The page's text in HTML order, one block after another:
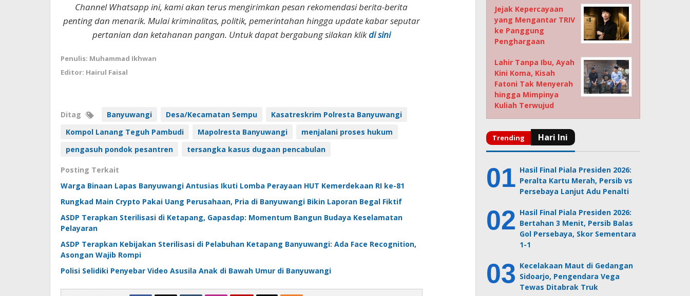
Channel Whatsapp ini, kami akan terus mengirimkan pesan rekomendasi berita-berita
penting dan menarik. Mulai kriminalitas, politik, pemerintahan hingga update kabar seputar
pertanian dan ketahanan pangan. Untuk dapat bergabung silakan klikdi sini
Penulis: Muhammad Ikhwan
Editor: Hairul Faisal
Ditag Banyuwangi Desa/Kecamatan Sempu
Kasatreskrim Polresta Banyuwangi
Kompol Lanang Teguh Pambudi
Mapolresta Banyuwangi
menjalani proses hukum
pengasuh pondok pesantren
tersangka kasus dugaan pencabulan
Posting Terkait
Warga Binaan Lapas Banyuwangi Antusias Ikuti Lomba Perayaan HUT Kemerdekaan RI ke-81
Rungkad Main Crypto Pakai Uang Perusahaan, Pria di Banyuwangi Bikin Laporan Begal Fiktif
ASDP Terapkan Sterilisasi di Ketapang, Gapasdap: Momentum Bangun Budaya Keselamatan
Pelayaran
ASDP Terapkan Kebijakan Sterilisasi di Pelabuhan Ketapang Banyuwangi: Ada Face Recognition,
Asongan Wajib Rompi
Polisi Selidiki Penyebar Video Asusila Anak di Bawah Umur di Banyuwangi
Jejak Kepercayaan
yang Mengantar TRIV
ke Panggung
Penghargaan
Lahir Tanpa Ibu, Ayah
Kini Koma, Kisah
Fatoni Tak Menyerah
hingga Mimpinya
Kuliah Terwujud
Hasil Final Piala Presiden 2026:
Peralta Kartu Merah, Persib vs
Persebaya Lanjut Adu Penalti
Hasil Final Piala Presiden 2026:
Bertahan 3 Menit, Persib Balas
Gol Persebaya, Skor Sementara
1-1
Kecelakaan Maut di Gedangan
Sidoarjo, Pengendara Vega
Tewas Ditabrak Truk